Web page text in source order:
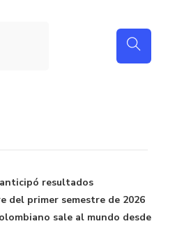
resultados
del primer semestre de 2026
sale al mundo desde